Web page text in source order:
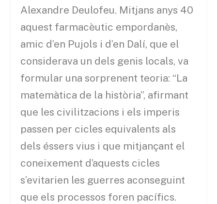
Alexandre Deulofeu. Mitjans anys 40
aquest farmacèutic empordanès,
amic d’en Pujols i d’en Dalí, que el
considerava un dels genis locals, va
formular una sorprenent teoria: “La
matemàtica de la història”, afirmant
que les civilitzacions i els imperis
passen per cicles equivalents als
dels éssers vius i que mitjançant el
coneixement d’aquests cicles
s’evitarien les guerres aconseguint
que els processos foren pacífics.